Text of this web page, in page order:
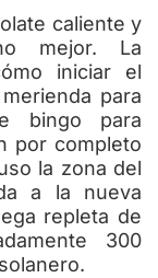
caliente y
mejor. La
iniciar el
para
bingo para
por completo
la zona del
a la nueva
repleta de
300